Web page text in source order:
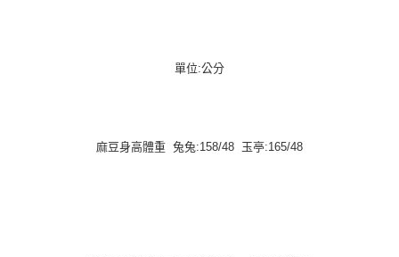
單位:公分
麻豆身高體重 兔兔:158/48 玉亭:165/48